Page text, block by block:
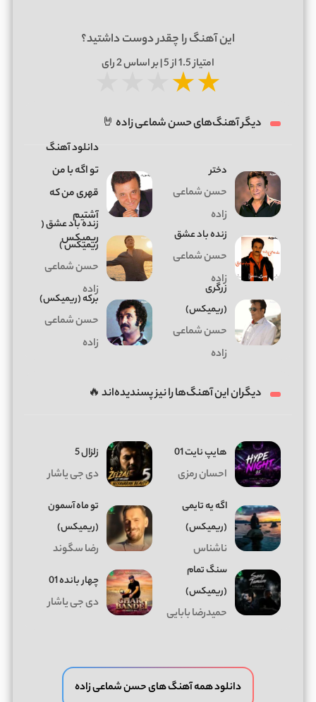
این آهنگ را چقدر دوست داشتید؟
امتیاز1.5از 5 | بر اساس 2رای
★★
دیگر آهنگ‌های حسن شماعی زاده 🤘
دختر
حسن شماعی
زاده
دانلود آهنگ
تو اگه با من
قهری من که
آشتیم
ریمیکس
زنده باد عشق
حسن شماعی
زاده
زنده باد عشق (
ریمیکس )
حسن شماعی
زاده
زرگری
(ریمیکس)
حسن شماعی
زاده
برکه (ریمیکس)
حسن شماعی
زاده
دیگران این آهنگ‌ها را نیز پسندیده‌اند 🔥
هایپ نایت 01
احسان رمزی
زلزال 5
دی جی یاشار
اگه یه تایمی
(ریمیکس)
ناشناس
تو ماه آسمون
(ریمیکس)
رضا سگوند
سنگ تمام
(ریمیکس)
حمیدرضا بابایی
چهار بانده 01
دی جی یاشار
دانلود همه آهنگ های حسن شماعی زاده